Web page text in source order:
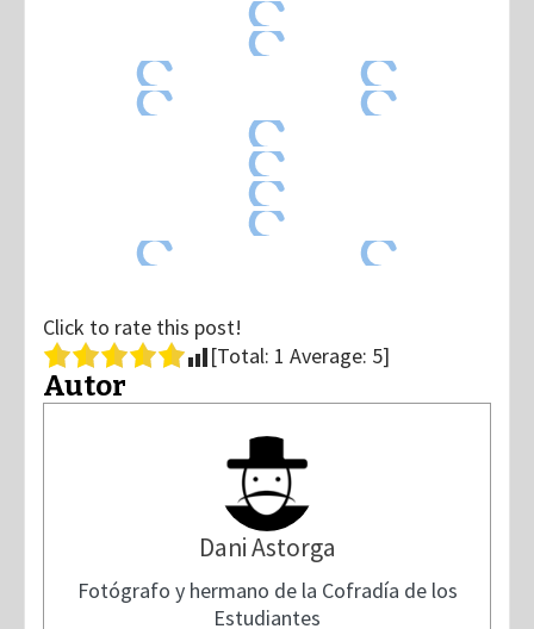
Click to rate this post!
[Total: 1 Average: 5]
Autor
Dani Astorga
Fotógrafo y hermano de la Cofradía de los
Estudiantes